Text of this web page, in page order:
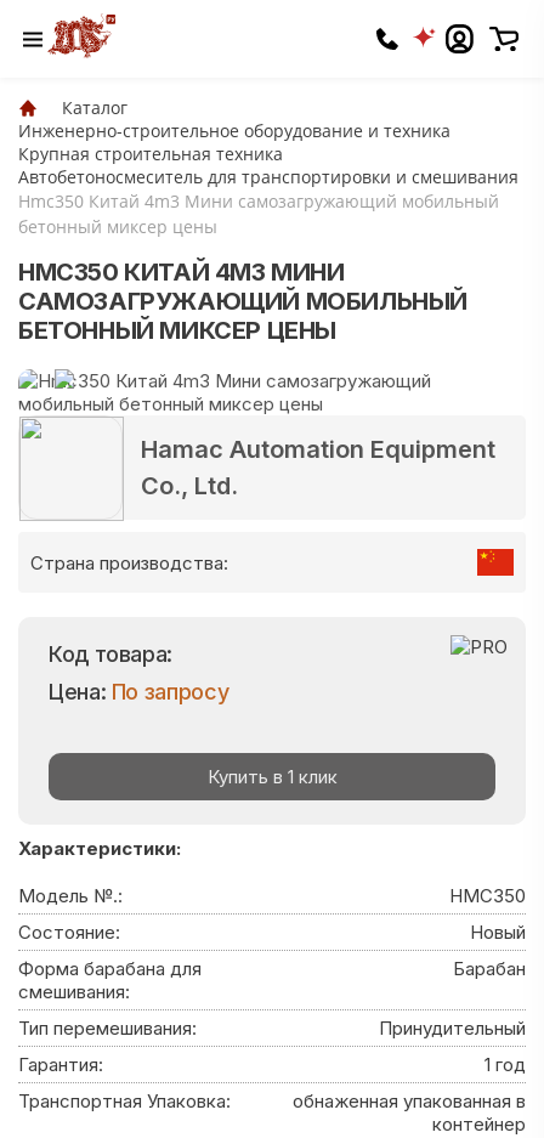
Каталог
Инженерно-строительное оборудование и техника
Крупная строительная техника
Автобетоносмеситель для транспортировки и смешивания
Hmc350 Китай 4m3 Мини самозагружающий мобильный
бетонный миксер цены
HMC350 КИТАЙ 4M3 МИНИ
САМОЗАГРУЖАЮЩИЙ МОБИЛЬНЫЙ
БЕТОННЫЙ МИКСЕР ЦЕНЫ
Hamac Automation Equipment
Co., Ltd.
Страна производства:
Код товара:
Цена: По запросу
Купить в 1 клик
Характеристики:
Модель №.:
HMC350
Состояние:
Новый
Форма барабана для
смешивания:
Барабан
Тип перемешивания:
Принудительный
Гарантия:
1 год
Транспортная Упаковка:
обнаженная упакованная в
контейнер